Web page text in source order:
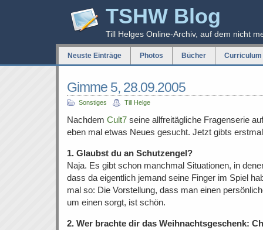
TSHW Blog
Till Helges Online-Archiv, auf dem nicht
Neuste Einträge Photos Bücher
Gimme 5, 28.09.2005
Sonstiges Till Helge
Nachdem Cult7 seine allfreitägliche Fragenserie
eben mal etwas Neues gesucht. Jetzt gibts
1. Glaubst du an Schutzengel?
Naja. Es gibt schon manchmal Situationen, in
dass da eigentlich jemand seine Finger im Spiel
mal so: Die Vorstellung, dass man einen
um einen sorgt, ist schön.
2. Wer brachte dir das Weihnachtsgeschenk: